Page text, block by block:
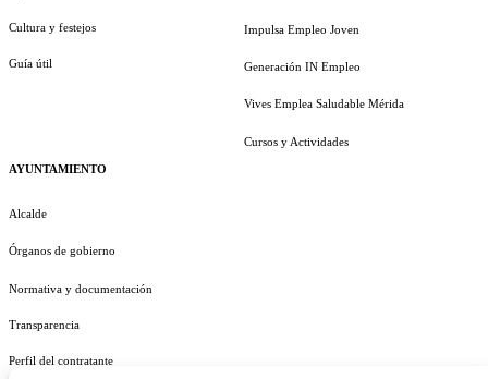
Cultura y festejos
Guía útil
AYUNTAMIENTO
Alcalde
Órganos de gobierno
Normativa y documentación
Transparencia
Perfil del contratante
Impulsa Empleo Joven
Generación IN Empleo
Vives Emplea Saludable Mérida
Cursos y Actividades